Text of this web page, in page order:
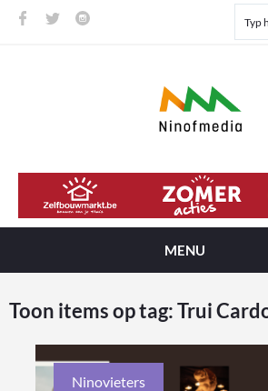
MENU
Toon items op tag:Trui
Ninovieters